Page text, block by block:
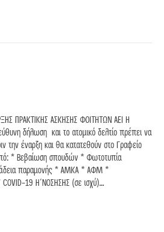
ΠΡΑΚΤΙΚΗΣ ΑΣΚΗΣΗΣ ΦΟΙΤΗΤΩΝ ΑΕΙ Η
δήλωση και το ατομικό δελτίο πρέπει να
έναρξη και θα κατατεθούν στο Γραφείο
* Βεβαίωση σπουδών * Φωτοτυπία
άδεια παραμονής * ΑΜΚΑ * ΑΦΜ *
19 Η΄ΝΟΣΗΣΗΣ (σε ισχύ)…